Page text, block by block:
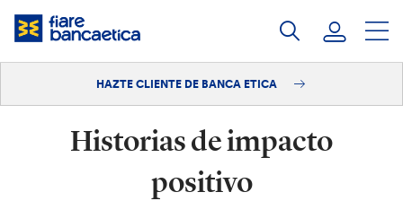
Saltar
Hazte cliente
HAZTE CLIENTE DE BANCA ETICA
Historias de impacto
positivo